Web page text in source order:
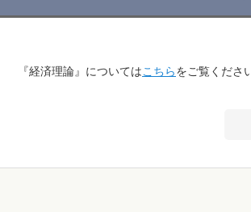
『経済理論』についてはこちらをご覧くださ